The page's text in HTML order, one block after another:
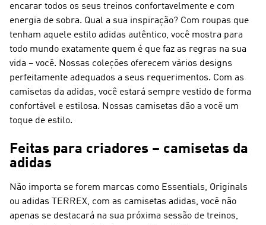
encarar todos os seus treinos confortavelmente e com
energia de sobra. Qual a sua inspiração? Com roupas que
tenham aquele estilo adidas autêntico, você mostra para
todo mundo exatamente quem é que faz as regras na sua
vida – você. Nossas coleções oferecem vários designs
perfeitamente adequados a seus requerimentos. Com as
camisetas da adidas, você estará sempre vestido de forma
confortável e estilosa. Nossas camisetas dão a você um
toque de estilo.
Feitas para criadores – camisetas da
adidas
Não importa se forem marcas como Essentials, Originals
ou adidas TERREX, com as camisetas adidas, você não
apenas se destacará na sua próxima sessão de treinos,